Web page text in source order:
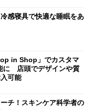
冷感寝具で快適な睡眠をあ
in Shop」でカスタマ
に 店頭でデザインや質
可能
チ！スキンケア科学者の